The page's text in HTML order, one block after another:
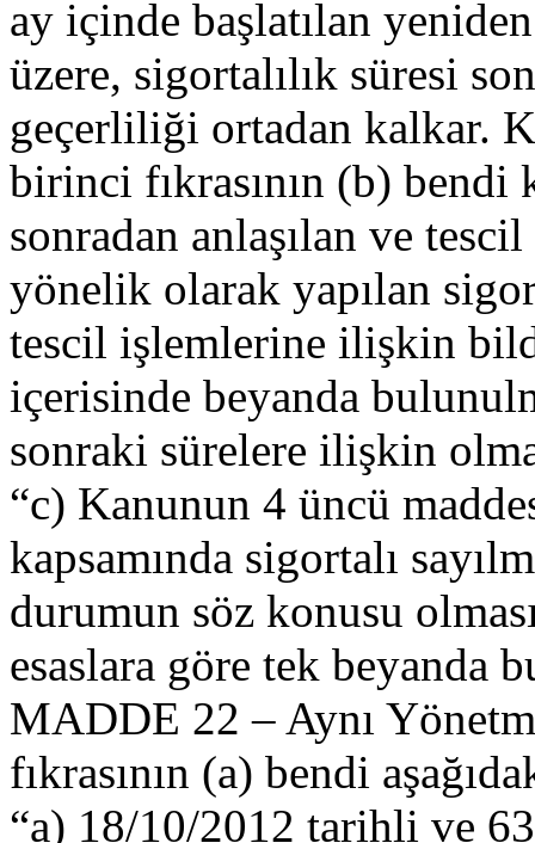
ay içinde başlatılan
üzere, sigortalılık süresi
geçerliliği ortadan kalkar.
birinci fıkrasının (b) bendi
sonradan anlaşılan ve
yönelik olarak yapılan
tescil işlemlerine ilişkin
içerisinde beyanda
sonraki sürelere ilişkin
“c) Kanunun 4 üncü
kapsamında sigortalı
durumun söz konusu
esaslara göre tek beyanda
MADDE 22 – Aynı
fıkrasının (a) bendi
“a) 18/10/2012 tarihli ve